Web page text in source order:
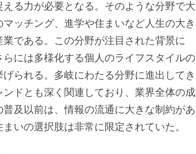
る力が必要となる。 そのような分野で大
ッチング、進学や住まいなど人生の大き
である。この分野が注目された背景に
には多様化する個人のライフスタイルの
られる。多岐にわたる分野に進出してき
ドとも深く関連しており、業界全体の成
及以前は、情報の流通に大きな制約があ
いの選択肢は非常に限定されていた。